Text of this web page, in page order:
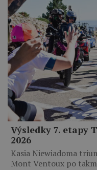
Výsledky 7. etapy
2026
Kasia Niewiadoma
Mont Ventoux po